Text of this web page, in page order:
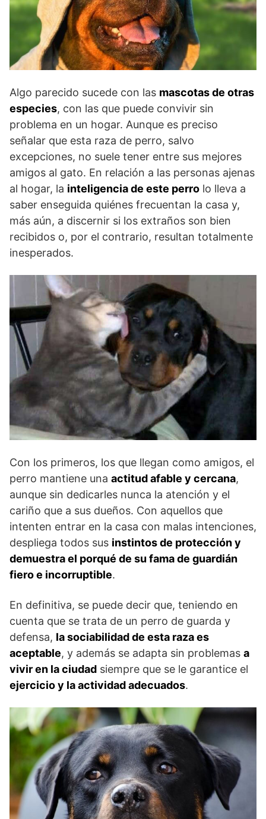
Algo parecido sucede con las mascotas de otras
especies, con las que puede convivir sin
problema en un hogar. Aunque es preciso
señalar que esta raza de perro, salvo
excepciones, no suele tener entre sus mejores
amigos al gato. En relación a las personas ajenas
al hogar, la inteligencia de este perro lo lleva a
saber enseguida quiénes frecuentan la casa y,
más aún, a discernir si los extraños son bien
recibidos o, por el contrario, resultan totalmente
inesperados.
Con los primeros, los que llegan como amigos, el
perro mantiene una actitud afable y cercana,
aunque sin dedicarles nunca la atención y el
cariño que a sus dueños. Con aquellos que
intenten entrar en la casa con malas intenciones,
despliega todos sus instintos de protección y
demuestra el porqué de su fama de guardián
fiero e incorruptible.
En definitiva, se puede decir que, teniendo en
cuenta que se trata de un perro de guarda y
defensa, la sociabilidad de esta raza es
aceptable, y además se adapta sin problemas a
vivir en la ciudad siempre que se le garantice el
ejercicio y la actividad adecuados.